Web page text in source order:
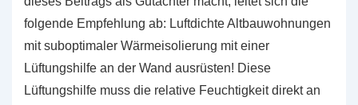
folgende Empfehlung ab: Luftdichte Altbauwohnungen
mit suboptimaler Wärmeisolierung mit einer
Lüftungshilfe an der Wand ausrüsten! Diese
Lüftungshilfe muss die relative Feuchtigkeit direkt an